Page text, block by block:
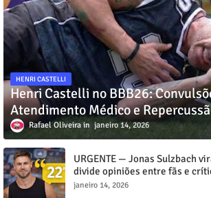
HENRI CASTELLI
Henri Castelli no BBB26:
Atendimento Médico e
Rafael Oliveira janeiro 14, 2026
URGENTE — Jonas Sulzbach
divide opiniões entre fãs e
janeiro 14, 2026